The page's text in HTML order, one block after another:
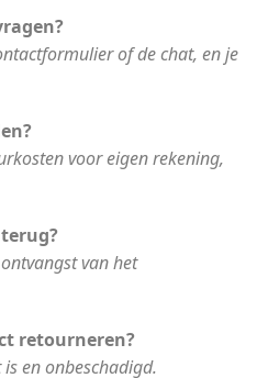
of de chat, en je
voor eigen rekening,
van het
retourneren?
en onbeschadigd.